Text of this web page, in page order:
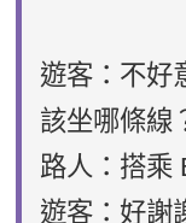
遊客：不好
該坐哪條線
路人：搭乘
遊客：好謝